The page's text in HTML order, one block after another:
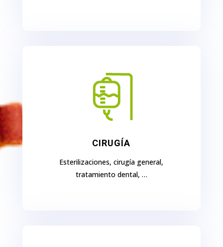
CIRUGÍA
Esterilizaciones, cirugía general,
tratamiento dental, …